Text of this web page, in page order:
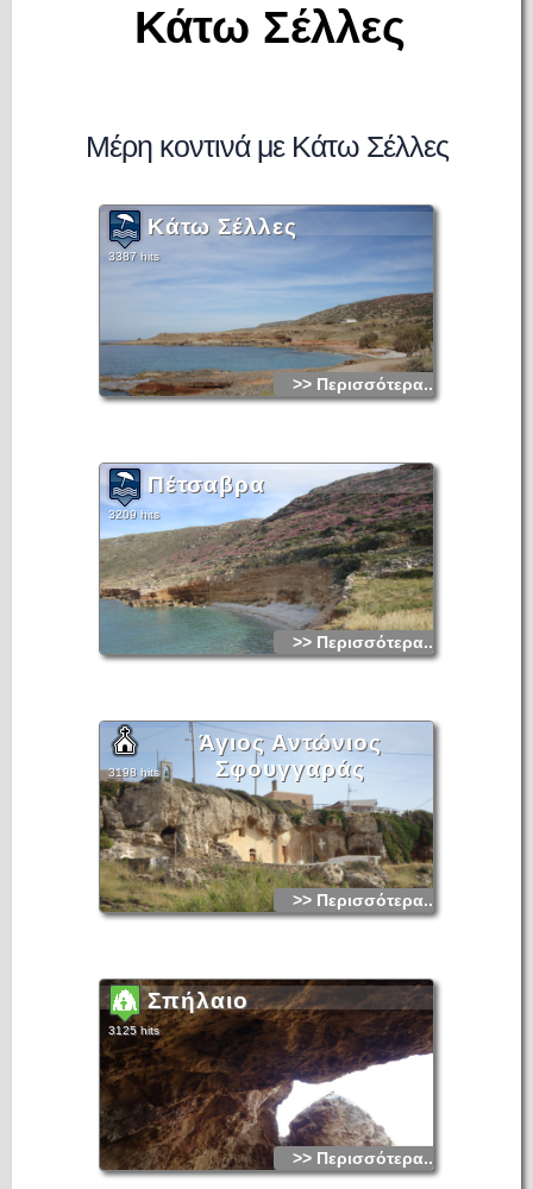
Κάτω Σέλλες
Μέρη κοντινά με Κάτω Σέλλες
Κάτω Σέλλες
3387 hits
>> Περισσότερα...
Πέτσαβρα
3209 hits
>> Περισσότερα...
Άγιος Αντώνιος
Σφουγγαράς
3198 hits
>> Περισσότερα...
Σπήλαιο
3125 hits
>> Περισσότερα...